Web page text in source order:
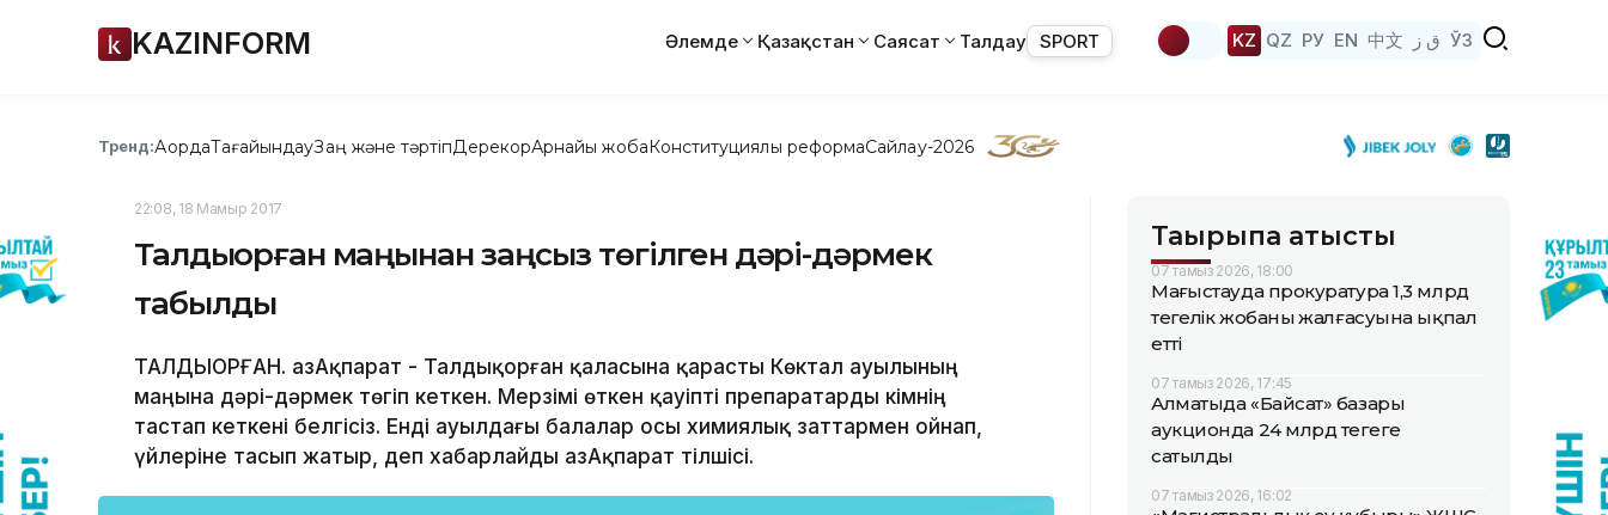
KAZINFORM Әлемде Қазақстан Саясат Талдау SPORT KZ QZ РУ EN 中文 ق ز ЎЗ
Тренд:АқордаТағайындауЗаң және тәртіпДерекқорАрнайы жобаКонституциялық реформаСайлау-2026
22:08, 18 Мамыр 2017
Талдықорған маңынан заңсыз төгілген дәрі-дәрмек
табылды
ТАЛДЫҚОРҒАН. ҚазАқпарат - Талдықорған қаласына қарасты Көктал ауылының
маңына дәрі-дәрмек төгіп кеткен. Мерзімі өткен қауіпті препаратарды кімнің
тастап кеткені белгісіз. Енді ауылдағы балалар осы химиялық заттармен ойнап,
үйлеріне тасып жатыр, деп хабарлайды ҚазАқпарат тілшісі.
Тақырыпқа қатысты
07 тамыз 2026, 18:00
Маңғыстауда прокуратура 1,3 млрд
теңгелік жобаның жалғасуына ықпал
етті
07 тамыз 2026, 17:45
Алматыда «Байсат» базары
аукционда 24 млрд теңгеге
сатылды
07 тамыз 2026, 16:02